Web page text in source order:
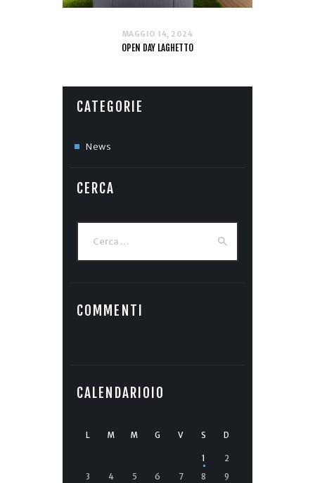
MAGGIO 14, 2024
OPEN DAY LAGHETTO
CATEGORIE
News
CERCA
per:
COMMENTI
CALENDARIOIO
L M M G V S D
1
2
3
4 5 6 7 8
9